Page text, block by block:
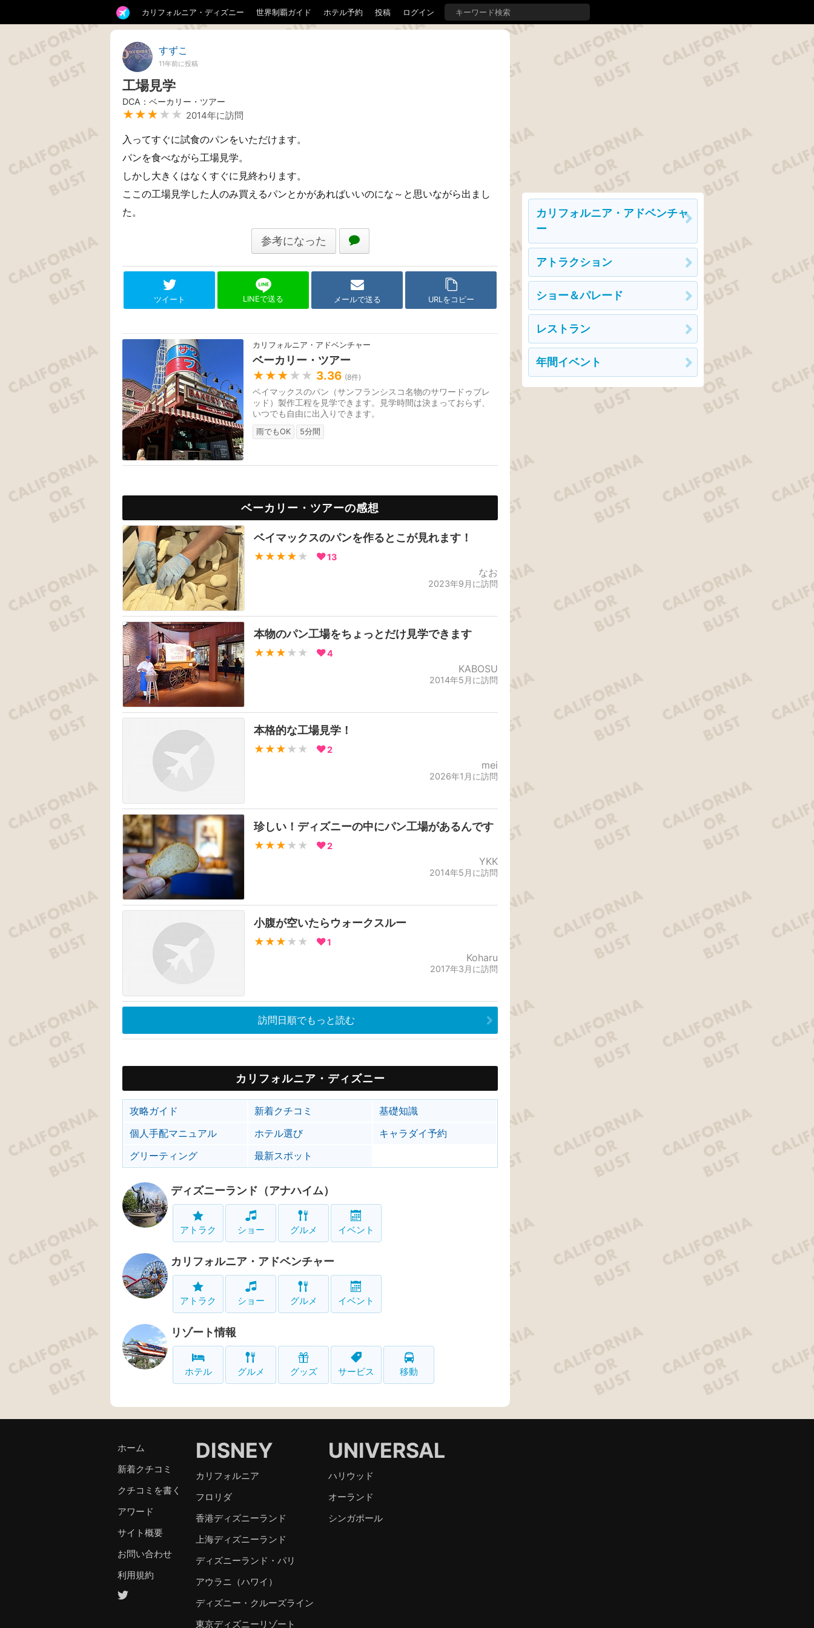
カリフォルニア・ディズニー 世界制覇ガイド ホテル予約 投稿 ログイン
すずこ
11年前に投稿
工場見学
DCA：ベーカリー・ツアー
★★★ ★★ 2014年に訪問
入ってすぐに試食のパンをいただけます。
パンを食べながら工場見学。
しかし大きくはなくすぐに見終わります。
ここの工場見学した人のみ買えるパンとかがあればいいのにな～と思いながら出まし
た。
参考になった
ツイート LINEで送る メールで送る URLをコピー
カリフォルニア・アドベンチャー
ベーカリー・ツアー
★★★ ★★ 3.36 (8件)
ベイマックスのパン（サンフランシスコ名物のサワードゥブレ
ッド）製作工程を見学できます。見学時間は決まっておらず、
いつでも自由に出入りできます。
雨でもOK 5分間
ベーカリー・ツアーの感想
ベイマックスのパンを作るとこが見れます！
★★★★ ★ 13
なお
2023年9月に訪問
本物のパン工場をちょっとだけ見学できます
★★★ ★★ 4
KABOSU
2014年5月に訪問
本格的な工場見学！
★★★ ★★ 2
mei
2026年1月に訪問
珍しい！ディズニーの中にパン工場があるんです
★★★ ★★ 2
YKK
2014年5月に訪問
小腹が空いたらウォークスルー
★★★ ★★ 1
Koharu
2017年3月に訪問
訪問日順でもっと読む
カリフォルニア・ディズニー
攻略ガイド 新着クチコミ
基礎知識
個人手配マニュアル
ホテル選び
キャラダイ予約
グリーティング
最新スポット
ディズニーランド（アナハイム）
アトラク ショー グルメ イベント
カリフォルニア・アドベンチャー
アトラク ショー グルメ イベント
リゾート情報
ホテル グルメ グッズ サービス 移動
カリフォルニア・アドベンチャ
ー
アトラクション
ショー＆パレード
レストラン
年間イベント
ホーム
新着クチコミ
クチコミを書く
アワード
サイト概要
お問い合わせ
利用規約
DISNEY
カリフォルニア
フロリダ
香港ディズニーランド
上海ディズニーランド
ディズニーランド・パリ
アウラニ（ハワイ）
ディズニー・クルーズライン
東京ディズニーリゾート
UNIVERSAL
ハリウッド
オーランド
シンガポール